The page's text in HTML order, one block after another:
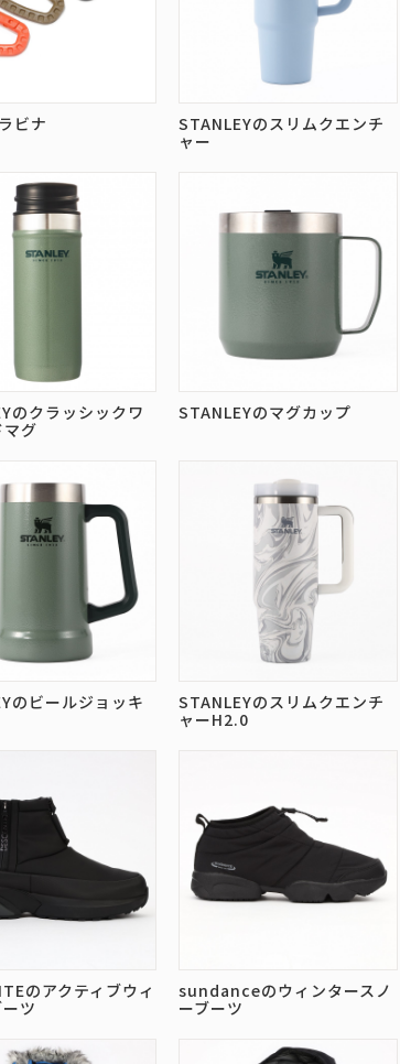
ビナ
STANLEYのスリムクエンチ
ャー
のクラッシックワ
マグ
STANLEYのマグカップ
のビールジョッキ
STANLEYのスリムクエンチ
ャーH2.0
のアクティブウィ
ツ
sundanceのウィンタースノ
ーブーツ